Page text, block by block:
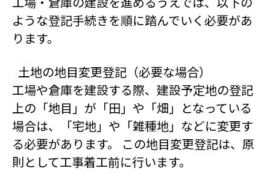
ような登記手続きを順に踏んでいく必要があ
ります。
土地の地目変更登記（必要な場合）
工場や倉庫を建設する際、建設予定地の登記
上の「地目」が「田」や「畑」となっている
場合は、「宅地」や「雑種地」などに変更す
る必要があります。 この地目変更登記は、原
則として工事着工前に行います。